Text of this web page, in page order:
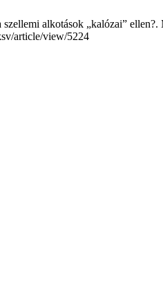
alkotások „kalózai”
article/view/5224